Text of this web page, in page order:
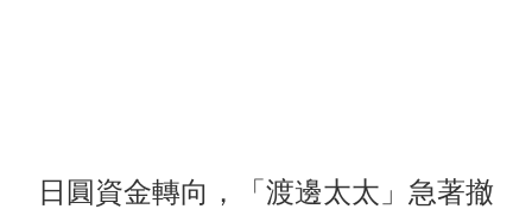
日圓資金轉向，「渡邊太太」急著撤